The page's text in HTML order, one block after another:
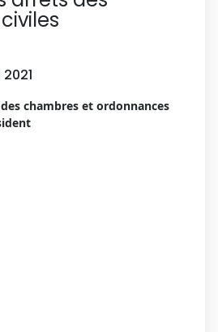
chambres et ordonnances